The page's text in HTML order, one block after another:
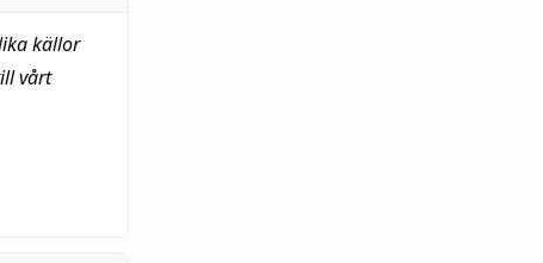
källor
vårt